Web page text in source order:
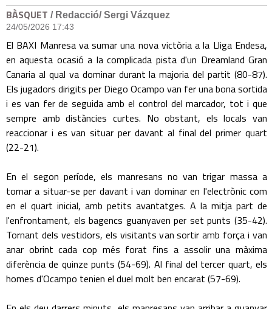
BÀSQUET / Redacció/ Sergi Vázquez
24/05/2026 17:43
El BAXI Manresa va sumar una nova victòria a la Lliga Endesa,
en aquesta ocasió a la complicada pista d'un Dreamland Gran
Canaria al qual va dominar durant la majoria del partit (80-87).
Els jugadors dirigits per Diego Ocampo van fer una bona sortida
i es van fer de seguida amb el control del marcador, tot i que
sempre amb distàncies curtes. No obstant, els locals van
reaccionar i es van situar per davant al final del primer quart
(22-21).
En el segon període, els manresans no van trigar massa a
tornar a situar-se per davant i van dominar en l'electrònic com
en el quart inicial, amb petits avantatges. A la mitja part de
l'enfrontament, els bagencs guanyaven per set punts (35-42).
Tornant dels vestidors, els visitants van sortir amb força i van
anar obrint cada cop més forat fins a assolir una màxima
diferència de quinze punts (54-69). Al final del tercer quart, els
homes d'Ocampo tenien el duel molt ben encarat (57-69).